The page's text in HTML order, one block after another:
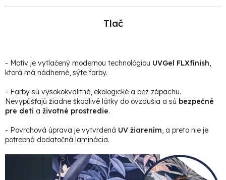
Tlač
- Motív je vytlačený modernou technológiou UVGel FLXfinish,
ktorá má nádherné, sýte farby.
- Farby sú vysokokvalitné, ekologické a bez zápachu.
Nevypúšťajú žiadne škodlivé látky do ovzdušia a sú bezpečné
pre deti a životné prostredie.
- Povrchová úprava je vytvrdená UV žiarením, a preto nie je
potrebná dodatočná laminácia.